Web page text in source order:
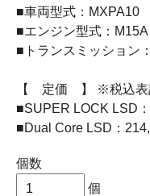
■車両型式：MXPA10
■エンジン型式：M15A
■トランスミッション
【 定価 】 ※税込表
■SUPER LOCK LSD
■Dual Core LSD：
個数
個